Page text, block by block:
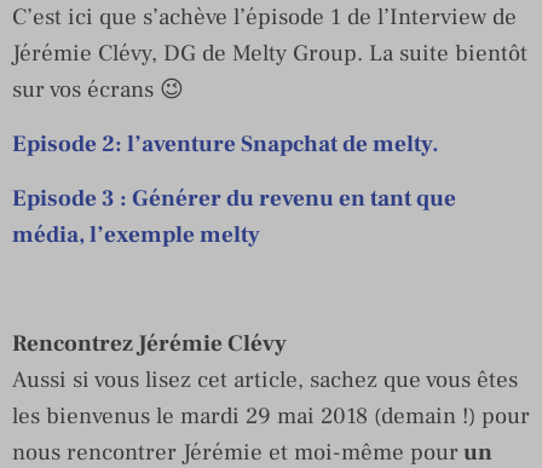
C’est ici que s’achève l’épisode 1 de l’Interview de
Jérémie Clévy, DG de Melty Group. La suite bientôt
sur vos écrans 😉
Episode 2: l’aventure Snapchat de melty.
Episode 3 : Générer du revenu en tant que
média, l’exemple melty
Rencontrez Jérémie Clévy
Aussi si vous lisez cet article, sachez que vous êtes
les bienvenus le mardi 29 mai 2018 (demain !) pour
nous rencontrer Jérémie et moi-même pourun